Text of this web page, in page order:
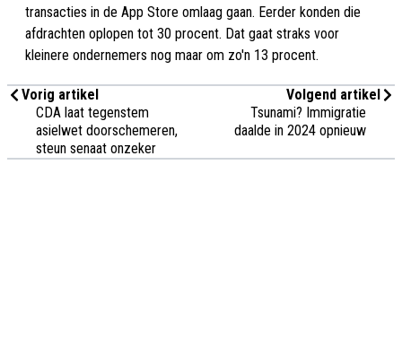
transacties in de App Store omlaag gaan. Eerder konden die
afdrachten oplopen tot 30 procent. Dat gaat straks voor
kleinere ondernemers nog maar om zo'n 13 procent.
Vorig artikel
CDA laat tegenstem
asielwet doorschemeren,
steun senaat onzeker
Volgend artikel
Tsunami? Immigratie
daalde in 2024 opnieuw